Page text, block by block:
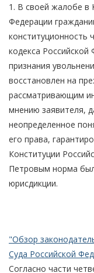
1. В своей жалобе в
Федерации
конституционность
кодекса Российской
признания
восстановлен на
рассматривающим
мнению заявителя,
неопределенное
его права,
Конституции
Петровым норма
юрисдикции.
"Обзор
Суда Российской
Согласно части